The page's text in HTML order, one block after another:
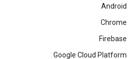
Android
Chrome
Firebase
Google Cloud Platform